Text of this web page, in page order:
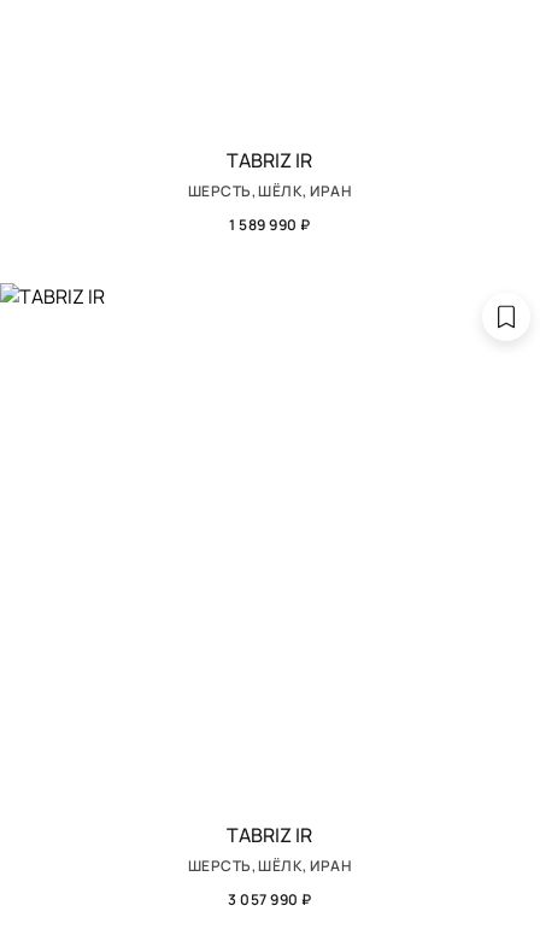
TABRIZ IR
ШЕРСТЬ, ШЁЛК, ИРАН
1 589 990 ₽
TABRIZ IR
ШЕРСТЬ, ШЁЛК, ИРАН
3 057 990 ₽